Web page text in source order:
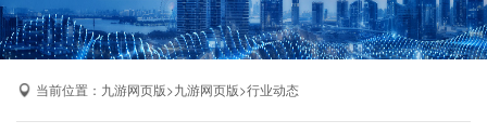
成功案例
当前位置： 九游网页版>九游网页版>行业动态